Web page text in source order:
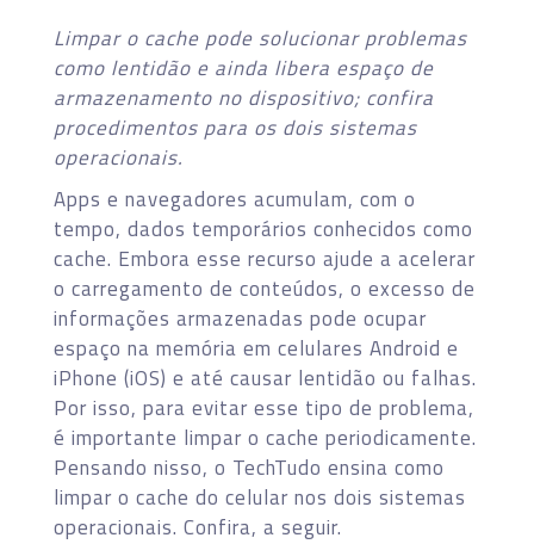
Limpar o cache pode solucionar problemas
como lentidão e ainda libera espaço de
armazenamento no dispositivo; confira
procedimentos para os dois sistemas
operacionais.
Apps e navegadores acumulam, com o
tempo, dados temporários conhecidos como
cache. Embora esse recurso ajude a acelerar
o carregamento de conteúdos, o excesso de
informações armazenadas pode ocupar
espaço na memória em celulares Android e
iPhone (iOS) e até causar lentidão ou falhas.
Por isso, para evitar esse tipo de problema,
é importante limpar o cache periodicamente.
Pensando nisso, o TechTudo ensina como
limpar o cache do celular nos dois sistemas
operacionais. Confira, a seguir.